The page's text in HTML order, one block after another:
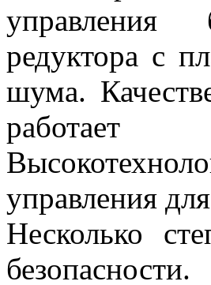
управления
редуктора с
шума.
работает
управления
Несколько